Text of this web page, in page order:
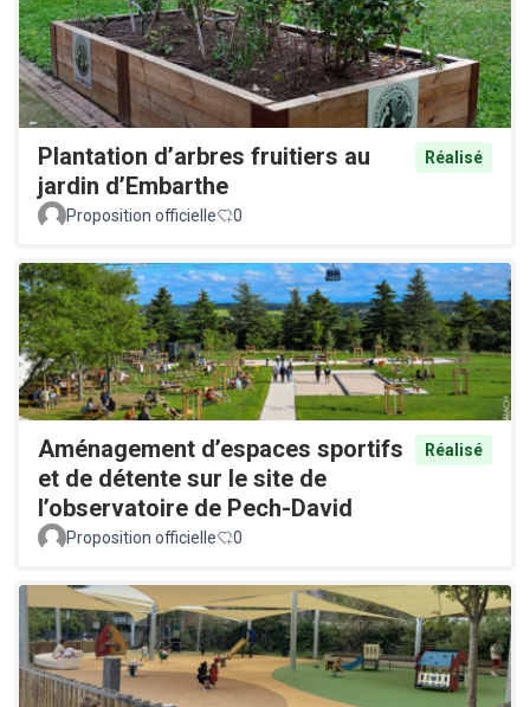
Plantation d’arbres fruitiers au
jardin d’Embarthe
Réalisé
Proposition officielle 0
Aménagement d’espaces sportifs
et de détente sur le site de
l’observatoire de Pech-David
Réalisé
Proposition officielle 0